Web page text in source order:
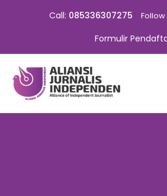
Call: 085336307275 Follow
Formulir